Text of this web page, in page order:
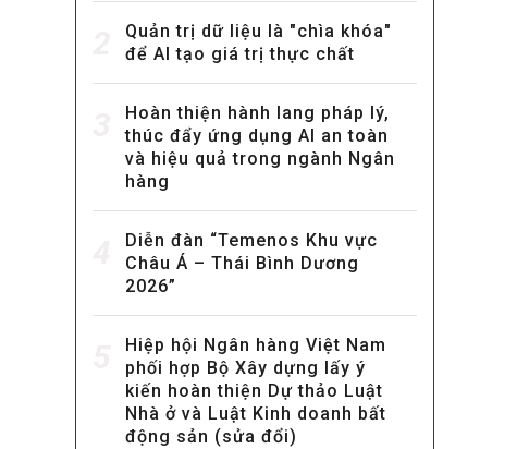
E-magazines
Photos
Quản trị dữ liệu là "chìa khóa"
để AI tạo giá trị thực chất
Hoàn thiện hành lang pháp lý,
thúc đẩy ứng dụng AI an toàn
và hiệu quả trong ngành Ngân
hàng
Diễn đàn “Temenos Khu vực
Châu Á – Thái Bình Dương
2026”
Hiệp hội Ngân hàng Việt Nam
phối hợp Bộ Xây dựng lấy ý
kiến hoàn thiện Dự thảo Luật
Nhà ở và Luật Kinh doanh bất
động sản (sửa đổi)